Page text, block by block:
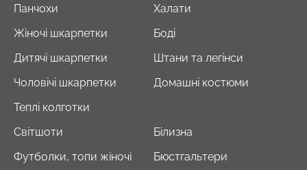
Панчохи
Жіночі шкарпетки
Дитячі шкарпетки
Чоловічі шкарпетки
Теплі колготки
Халати
Боді
Штани та легінси
Домашні костюми
Світшоти
Футболки, топи жіночі
Білизна
Бюстгальтери